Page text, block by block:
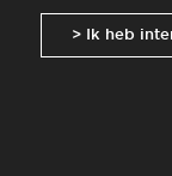
> Ik heb